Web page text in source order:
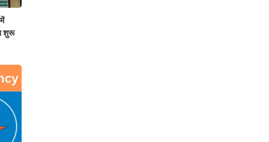
शुरू